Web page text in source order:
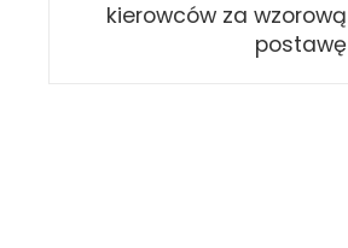
kierowców za wzorową
postawę